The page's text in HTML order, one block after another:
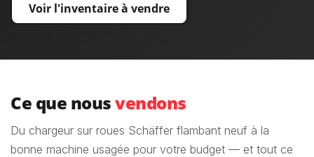
Voir l'inventaire à vendre
Ce que nousvendons
Du chargeur sur roues Schäffer flambant neuf à la
bonne machine usagée pour votre budget — et tout ce